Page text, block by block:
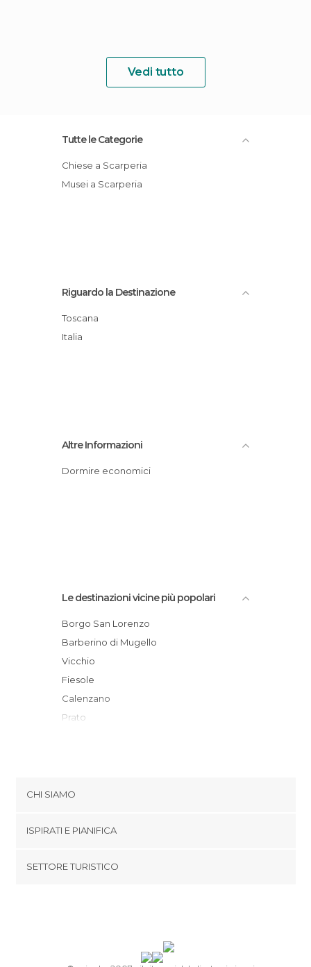
Vedi tutto
Tutte le Categorie
Chiese a Scarperia
Musei a Scarperia
Riguardo la Destinazione
Toscana
Italia
Altre Informazioni
Dormire economici
Le destinazioni vicine più popolari
Borgo San Lorenzo
Barberino di Mugello
Vicchio
Fiesole
Calenzano
Prato
Bagno a Ripoli
Donnini
Lastra a Signa
CHI SIAMO
Termini e Condizioni
ISPIRATI E PIANIFICA
SETTORE TURISTICO